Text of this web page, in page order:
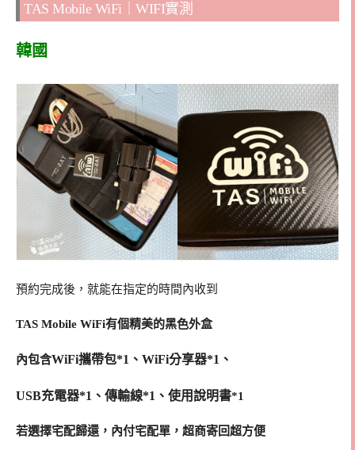
TAS Mobile WiFi｜WIFI實測
韓國
預約完成後，就能在指定的時間內收到
TAS Mobile WiFi有個精美的黑色外盒
內包含WiFi攜帶包*1、WiFi分享器*1、
USB充電器*1、傳輸線*1、使用說明書*1
若選擇宅配歸還，內付宅配單，超商寄回超方便